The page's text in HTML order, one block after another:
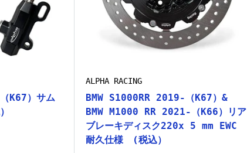
K67）サム
ALPHA RACING
BMW S1000RR 2019-（K67）&
BMW M1000 RR 2021-（K66）リア
ブレーキディスク220x 5 mm EWC
耐久仕様 (税込）